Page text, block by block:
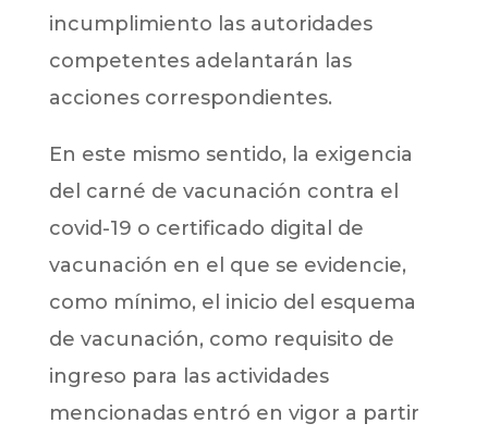
incumplimiento las autoridades
competentes adelantarán las
acciones correspondientes.
En este mismo sentido, la exigencia
del carné de vacunación contra el
covid-19 o certificado digital de
vacunación en el que se evidencie,
como mínimo, el inicio del esquema
de vacunación, como requisito de
ingreso para las actividades
mencionadas entró en vigor a partir